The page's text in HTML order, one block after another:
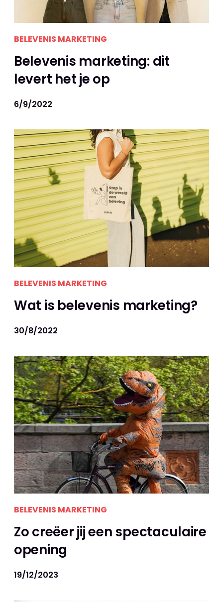
BELEVENIS MARKETING
Belevenis marketing: dit
levert het je op
6/9/2022
BELEVENIS MARKETING
Wat is belevenis marketing?
30/8/2022
BELEVENIS MARKETING
Zo creëer jij een spectaculaire
opening
19/12/2023